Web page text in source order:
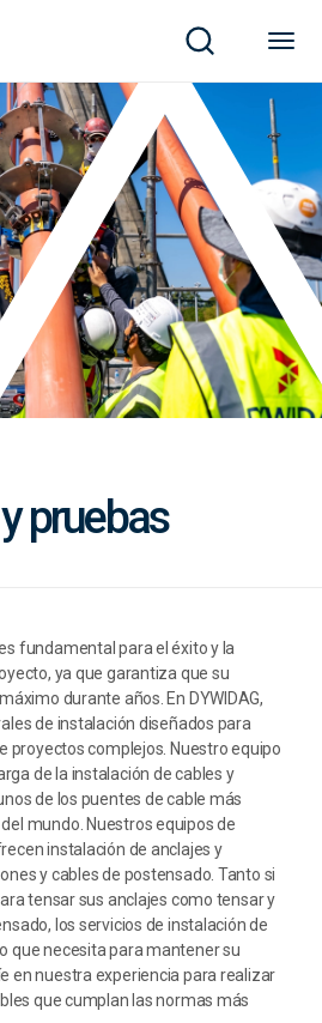
pruebas
fundamental para el éxito y la
ya que garantiza que su
durante años. En DYWIDAG,
de instalación diseñados para
proyectos complejos. Nuestro equipo
de la instalación de cables y
de los puentes de cable más
mundo. Nuestros equipos de
instalación de anclajes y
y cables de postensado. Tanto si
tensar sus anclajes como tensar y
los servicios de instalación de
que necesita para mantener su
en nuestra experiencia para realizar
que cumplan las normas más